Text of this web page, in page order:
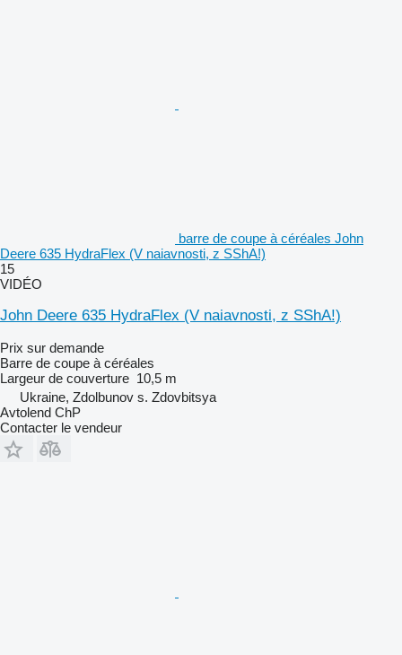
barre de coupe à céréales John
Deere 635 HydraFlex (V naiavnosti, z SShA!)
15
VIDÉO
John Deere 635 HydraFlex (V naiavnosti, z SShA!)
Prix sur demande
Barre de coupe à céréales
Largeur de couverture 10,5 m
Ukraine, Zdolbunov s. Zdovbitsya
Avtolend ChP
Contacter le vendeur